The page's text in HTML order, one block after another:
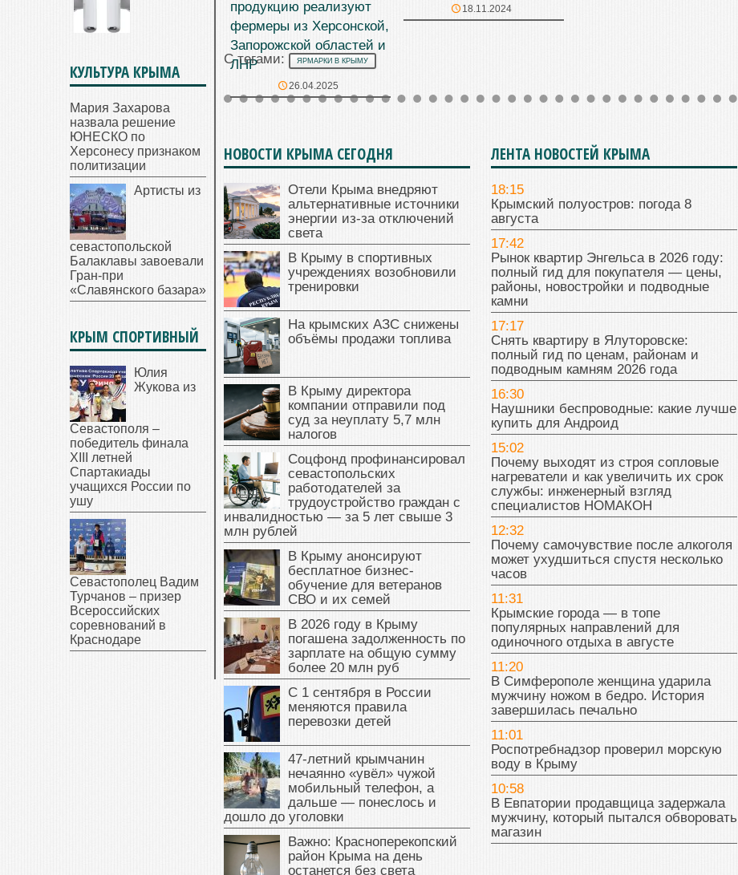
«Севастопольская»
продукцию реализуют
фермеры из Херсонской,
Запорожской областей и
сельхозярмарки
С тегами: ЯРМАРКИ В КРЫМУ
НОВОСТИ КРЫМА СЕГОДНЯ
Отели Крыма внедряют
альтернативные источники
энергии из-за отключений
света
В Крыму в спортивных
учреждениях возобновили
тренировки
На крымских АЗС снижены
В Крыму директора
компании отправили под
суд за неуплату 5,7 млн
налогов
Соцфонд профинансировал
севастопольских
работодателей за
трудоустройство граждан с
инвалидностью — за 5 лет свыше 3
млн рублей
В Крыму анонсируют
бесплатное бизнес-
обучение для ветеранов
СВО и их семей
В 2026 году в Крыму
погашена задолженность по
зарплате на общую сумму
более 20 млн руб
С 1 сентября в России
меняются правила
перевозки детей
47‑летний крымчанин
нечаянно «увёл» чужой
мобильный телефон, а
дальше — понеслось и
дошло до уголовки
Важно: Красноперекопский
18:15
Крымский полуостров: погода 8
августа
17:42
Рынок квартир Энгельса в 2026 году:
полный гид для покупателя — цены,
районы, новостройки и подводные
камни
17:17
Снять квартиру в Ялуторовске:
полный гид по ценам, районам и
подводным камням 2026 года
16:30
Наушники беспроводные: какие лучше
купить для Андроид
15:02
Почему выходят из строя сопловые
нагреватели и как увеличить их срок
службы: инженерный взгляд
специалистов НОМАКОН
12:32
Почему самочувствие после алкоголя
может ухудшиться спустя несколько
часов
11:31
Крымские города — в топе
популярных направлений для
одиночного отдыха в августе
11:20
В Симферополе женщина ударила
мужчину ножом в бедро. История
завершилась печально
11:01
Роспотребнадзор проверил морскую
воду в Крыму
10:58
В Евпатории продавщица задержала
мужчину, который пытался обворовать
Мария Захарова
назвала решение
ЮНЕСКО по
Херсонесу признаком
политизации
севастопольской
Балаклавы завоевали
Гран-при
КРЫМ СПОРТИВНЫЙ
Юлия
Севастополя –
победитель финала
XIII летней
Спартакиады
учащихся России по
ушу
Севастополец Вадим
Турчанов – призер
Всероссийских
соревнований в